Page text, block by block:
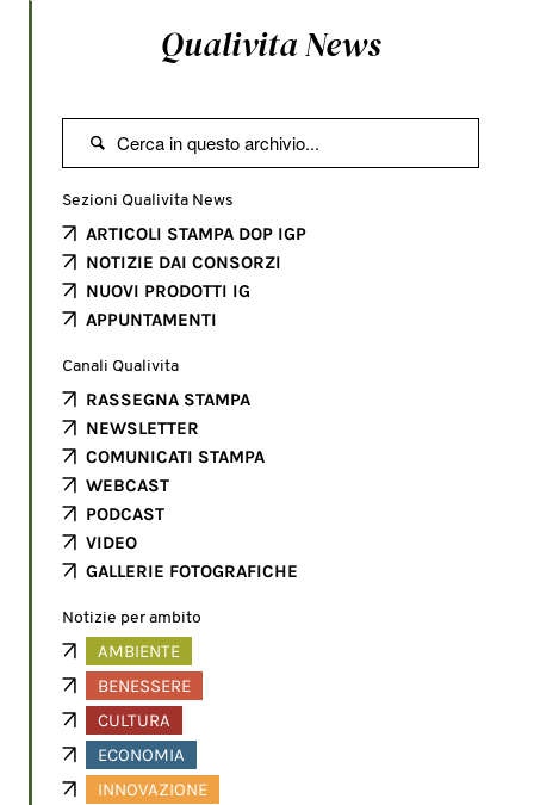
Qualivita News

Sezioni Qualivita News
ARTICOLI STAMPA DOP IGP
NOTIZIE DAI CONSORZI
NUOVI PRODOTTI IG
APPUNTAMENTI
Canali Qualivita
RASSEGNA STAMPA
NEWSLETTER
COMUNICATI STAMPA
WEBCAST
PODCAST
VIDEO
GALLERIE FOTOGRAFICHE
Notizie per ambito
AMBIENTE
BENESSERE
CULTURA
ECONOMIA
INNOVAZIONE